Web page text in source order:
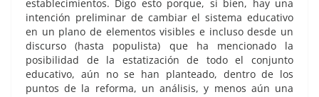
establecimientos. Digo esto porque, si bien, hay una
intención preliminar de cambiar el sistema educativo
en un plano de elementos visibles e incluso desde un
discurso (hasta populista) que ha mencionado la
posibilidad de la estatización de todo el conjunto
educativo, aún no se han planteado, dentro de los
puntos de la reforma, un análisis, y menos aún una